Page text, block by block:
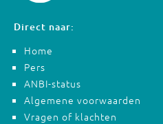
Direct naar:
Home
Pers
ANBI-status
Algemene voorwaarden
Vragen of klachten